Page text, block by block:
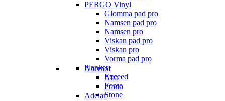
PERGO Vinyl
Glomma pad pro
Namsen pad pro
Namsen pro
Viskan pad pro
Viskan pro
Vorma pad pro
Planker
Exceed
Force
Stone
Aberhof
Alfa
Prado
Adelar